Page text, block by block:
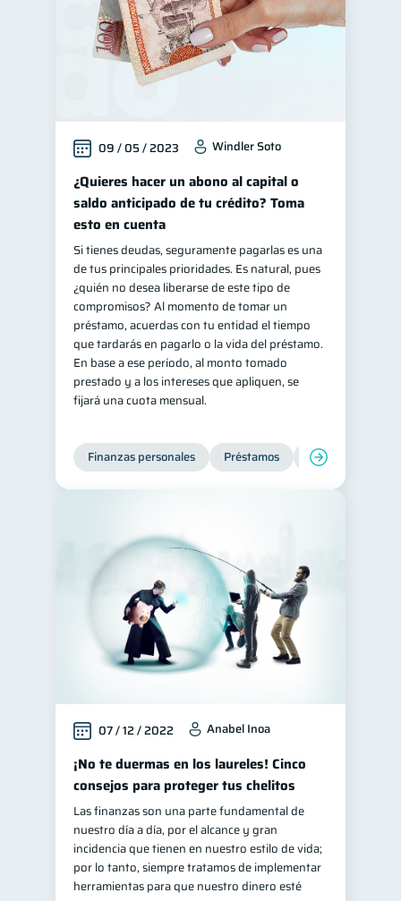
Educación Financiera 1
Fraudes Mipymes 1
Información financiera
Salud mental
Retiro 1 Doble sueldo
Gasto responsable 1
información financiera 1
09 / 05 / 2023 Windler Soto
¿Quieres hacer un abono al capital o
saldo anticipado de tu crédito? Toma
esto en cuenta
Si tienes deudas, seguramente pagarlas es una
de tus principales prioridades. Es natural, pues
¿quién no desea liberarse de este tipo de
compromisos? Al momento de tomar un
préstamo, acuerdas con tu entidad el tiempo
que tardarás en pagarlo o la vida del préstamo.
En base a ese período, al monto tomado
prestado y a los intereses que apliquen, se
fijará una cuota mensual.
Finanzas personales Préstamos Productos
07 / 12 / 2022 Anabel Inoa
¡No te duermas en los laureles! Cinco
consejos para proteger tus chelitos
Las finanzas son una parte fundamental de
nuestro día a día, por el alcance y gran
incidencia que tienen en nuestro estilo de vida;
por lo tanto, siempre tratamos de implementar
herramientas para que nuestro dinero esté